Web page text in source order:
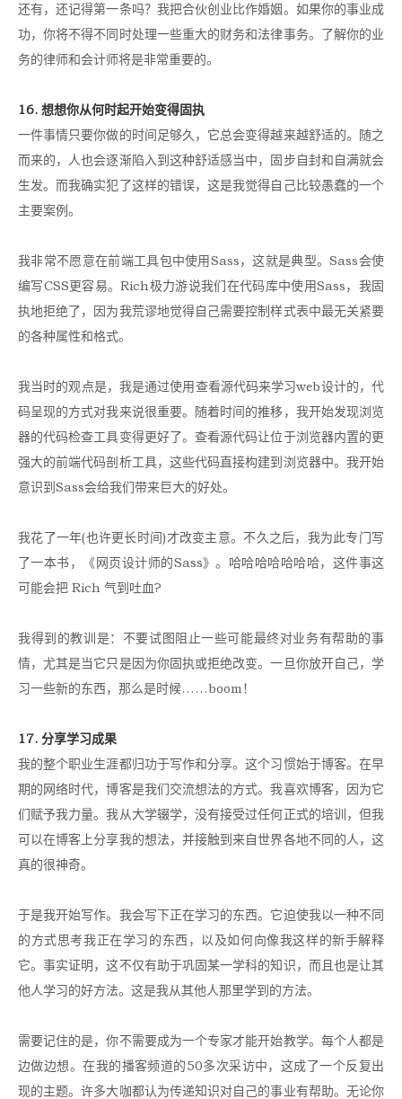
还有，还记得第一条吗？我把合伙创业比作婚姻。如果你的事业成
功，你将不得不同时处理一些重大的财务和法律事务。了解你的业
务的律师和会计师将是非常重要的。
16. 想想你从何时起开始变得固执
一件事情只要你做的时间足够久，它总会变得越来越舒适的。随之
而来的，人也会逐渐陷入到这种舒适感当中，固步自封和自满就会
生发。而我确实犯了这样的错误，这是我觉得自己比较愚蠢的一个
主要案例。
我非常不愿意在前端工具包中使用Sass，这就是典型。Sass会使
编写CSS更容易。Rich极力游说我们在代码库中使用Sass，我固
执地拒绝了，因为我荒谬地觉得自己需要控制样式表中最无关紧要
的各种属性和格式。
我当时的观点是，我是通过使用查看源代码来学习web设计的，代
码呈现的方式对我来说很重要。随着时间的推移，我开始发现浏览
器的代码检查工具变得更好了。查看源代码让位于浏览器内置的更
强大的前端代码剖析工具，这些代码直接构建到浏览器中。我开始
意识到Sass会给我们带来巨大的好处。
我花了一年(也许更长时间)才改变主意。不久之后，我为此专门写
了一本书，《网页设计师的Sass》。哈哈哈哈哈哈哈，这件事这
可能会把 Rich 气到吐血?
我得到的教训是：不要试图阻止一些可能最终对业务有帮助的事
情，尤其是当它只是因为你固执或拒绝改变。一旦你放开自己，学
习一些新的东西，那么是时候……boom！
17. 分享学习成果
我的整个职业生涯都归功于写作和分享。这个习惯始于博客。在早
期的网络时代，博客是我们交流想法的方式。我喜欢博客，因为它
们赋予我力量。我从大学辍学，没有接受过任何正式的培训，但我
可以在博客上分享我的想法，并接触到来自世界各地不同的人，这
真的很神奇。
于是我开始写作。我会写下正在学习的东西。它迫使我以一种不同
的方式思考我正在学习的东西，以及如何向像我这样的新手解释
它。事实证明，这不仅有助于巩固某一学科的知识，而且也是让其
他人学习的好方法。这是我从其他人那里学到的方法。
需要记住的是，你不需要成为一个专家才能开始教学。每个人都是
边做边想。在我的播客频道的50多次采访中，这成了一个反复出
现的主题。许多大咖都认为传递知识对自己的事业有帮助。无论你